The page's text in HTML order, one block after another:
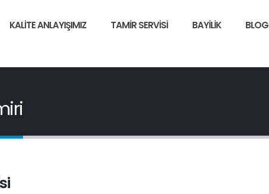
KALITE ANLAYIŞIMIZ TAMIR SERVISI BAYILIK BLOG